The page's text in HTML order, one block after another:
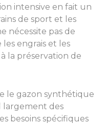
intensive en fait un
de sport et les
nécessite pas de
engrais et les
la préservation de
le gazon synthétique
largement des
besoins spécifiques